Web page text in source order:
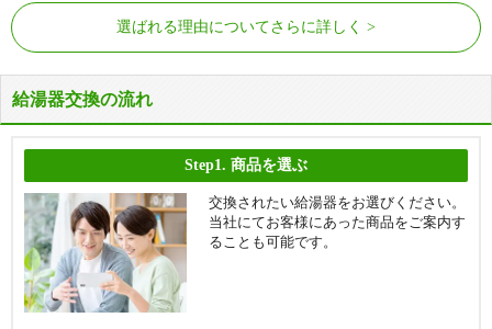
選ばれる理由についてさらに詳しく
給湯器交換の流れ
Step1. 商品を選ぶ
交換されたい給湯器をお選びください。
当社にてお客様にあった商品をご案内す
ることも可能です。